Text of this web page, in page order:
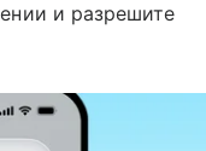
и разрешите